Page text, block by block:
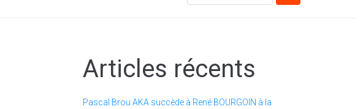
Articles récents
Pascal Brou AKA succède à René BOURGOIN à la